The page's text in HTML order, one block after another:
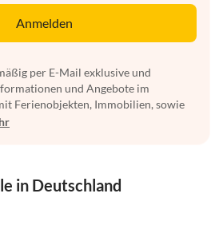
Anmelden
per E-Mail exklusive und
und Angebote im
Ferienobjekten, Immobilien, sowie
in Deutschland